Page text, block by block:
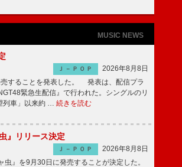
MUSIC NEWS
Ｊ－ＰＯＰ
2026年8月8日
することを発表した。 発表は、配信プラ
緊急生配信』で行われた。シングルのリ
列車」以来約 … 続きを読む
』リリース決定
Ｊ－ＰＯＰ
2026年8月8日
』を9月30日に発売することが決定した。